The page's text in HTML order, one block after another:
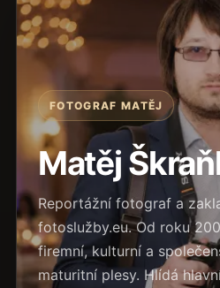
FOTOGRAF MATĚJ
Matěj
Reportážní fotograf a
fotoslužby.eu. Od roku
firemní, kulturní a
maturitní plesy. Hlídá